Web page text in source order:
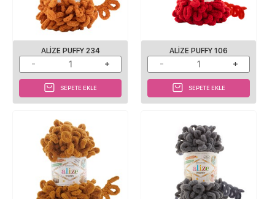
ALIZE PUFFY 234
SEPETE EKLE
ALIZE PUFFY 106
SEPETE EKLE